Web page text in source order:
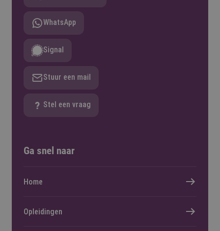
WhatsApp
Signal
Stuur een mail
Stel een vraag
Ga snel naar
Home
Opleidingen